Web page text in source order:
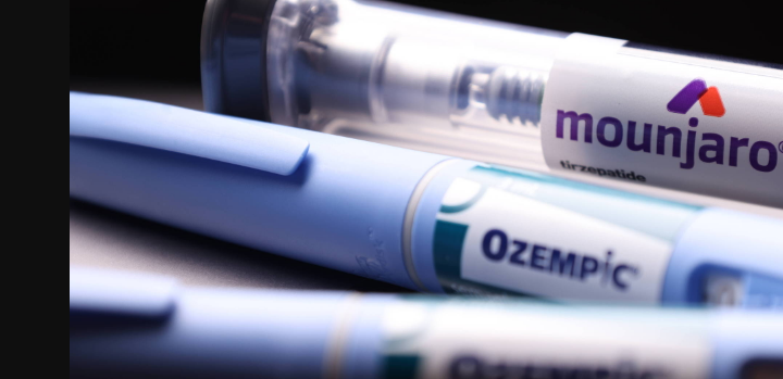
Educação
Política
Esportes
Fama e TV